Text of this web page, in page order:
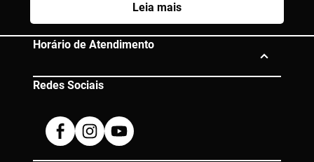
Leia mais
Horário de Atendimento
Dúvidas? Entre em contato:
0800 080 0609 |
Redes Sociais
FacebookInstagramYoutube